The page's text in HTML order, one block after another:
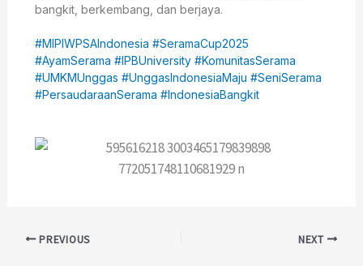
bangkit, berkembang, dan berjaya.
#MIPIWPSAIndonesia #SeramaCup2025
#AyamSerama #IPBUniversity #KomunitasSerama
#UMKMUnggas #UnggasIndonesiaMaju #SeniSerama
#PersaudaraanSerama #IndonesiaBangkit
PREVIOUS NEXT